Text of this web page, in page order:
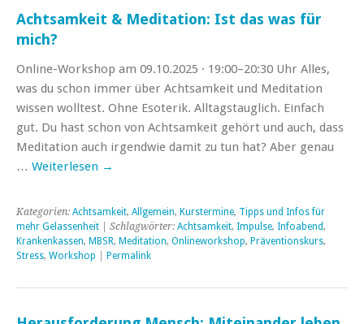
Achtsamkeit & Meditation: Ist das was für
mich?
Online-Workshop am 09.10.2025 · 19:00–20:30 Uhr Alles,
was du schon immer über Achtsamkeit und Meditation
wissen wolltest. Ohne Esoterik. Alltagstauglich. Einfach
gut. Du hast schon von Achtsamkeit gehört und auch, dass
Meditation auch irgendwie damit zu tun hat? Aber genau
… Weiterlesen →
Kategorien: Achtsamkeit, Allgemein, Kurstermine, Tipps und Infos für
mehr Gelassenheit | Schlagwörter: Achtsamkeit, Impulse, Infoabend,
Krankenkassen, MBSR, Meditation, Onlineworkshop, Präventionskurs,
Stress, Workshop Permalink